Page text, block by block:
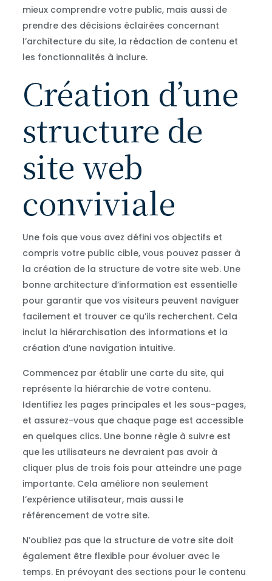
mieux comprendre votre public, mais aussi de
prendre des décisions éclairées concernant
l’architecture du site, la rédaction de contenu et
les fonctionnalités à inclure.
Création d’une
structure de
site web
conviviale
Une fois que vous avez défini vos objectifs et
compris votre public cible, vous pouvez passer à
la création de la structure de votre site web. Une
bonne architecture d’information est essentielle
pour garantir que vos visiteurs peuvent naviguer
facilement et trouver ce qu’ils recherchent. Cela
inclut la hiérarchisation des informations et la
création d’une navigation intuitive.
Commencez par établir une carte du site, qui
représente la hiérarchie de votre contenu.
Identifiez les pages principales et les sous-pages,
et assurez-vous que chaque page est accessible
en quelques clics. Une bonne règle à suivre est
que les utilisateurs ne devraient pas avoir à
cliquer plus de trois fois pour atteindre une page
importante. Cela améliore non seulement
l’expérience utilisateur, mais aussi le
référencement de votre site.
N’oubliez pas que la structure de votre site doit
également être flexible pour évoluer avec le
temps. En prévoyant des sections pour le contenu